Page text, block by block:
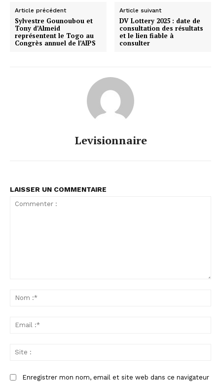
Article précédent
Sylvestre Gounoubou et
Tony d’Almeid
représentent le Togo au
Congrès annuel de l’AIPS
Article suivant
DV Lottery 2025 : date de
consultation des résultats
et le lien fiable à
consulter
Levisionnaire
LAISSER UN COMMENTAIRE
Enregistrer mon nom, email et site web dans ce navigateur